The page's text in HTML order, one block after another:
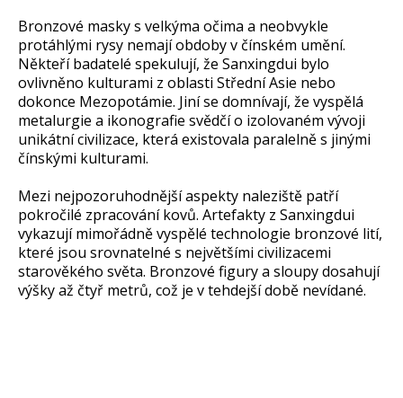
Bronzové masky s velkýma očima a neobvykle
protáhlými rysy nemají obdoby v čínském umění.
Někteří badatelé spekulují, že Sanxingdui bylo
ovlivněno kulturami z oblasti Střední Asie nebo
dokonce Mezopotámie. Jiní se domnívají, že vyspělá
metalurgie a ikonografie svědčí o izolovaném vývoji
unikátní civilizace, která existovala paralelně s jinými
čínskými kulturami.
Mezi nejpozoruhodnější aspekty naleziště patří
pokročilé zpracování kovů. Artefakty z Sanxingdui
vykazují mimořádně vyspělé technologie bronzové lití,
které jsou srovnatelné s největšími civilizacemi
starověkého světa. Bronzové figury a sloupy dosahují
výšky až čtyř metrů, což je v tehdejší době nevídané.